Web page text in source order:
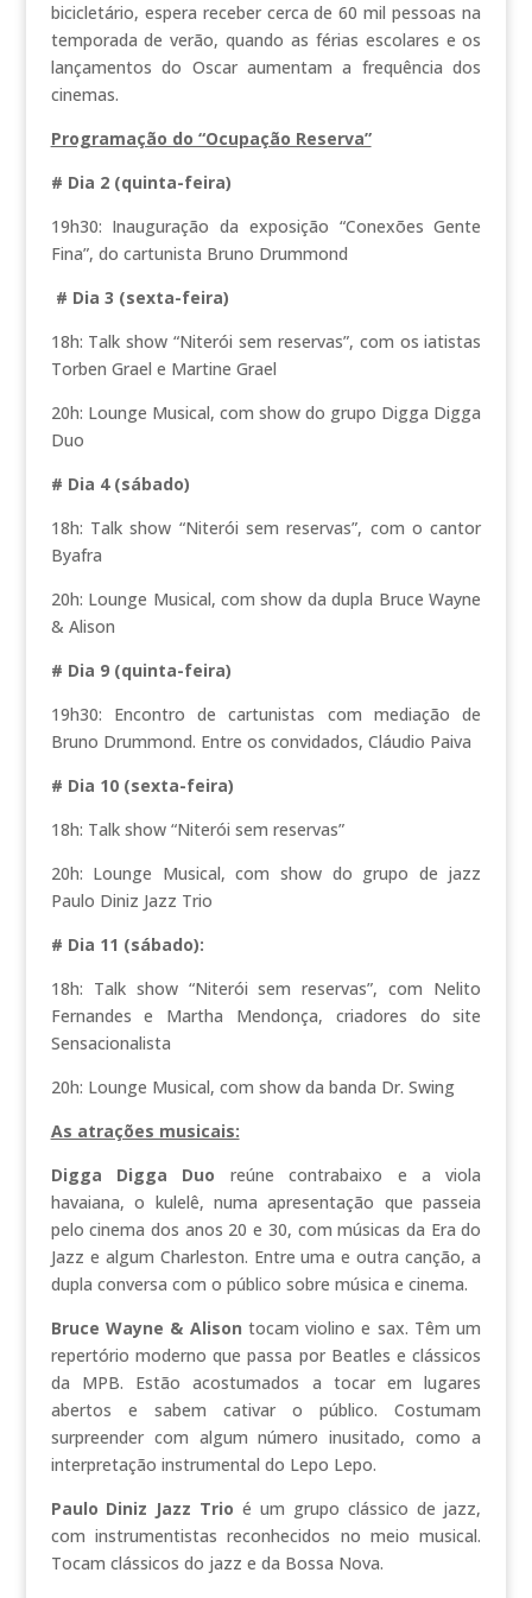
bicicletário, espera receber cerca de 60 mil pessoas na
temporada de verão, quando as férias escolares e os
lançamentos do Oscar aumentam a frequência dos
cinemas.
Programação do “Ocupação Reserva”
# Dia 2 (quinta-feira)
19h30: Inauguração da exposição “Conexões Gente
Fina”, do cartunista Bruno Drummond
# Dia 3 (sexta-feira)
18h: Talk show “Niterói sem reservas”, com os iatistas
Torben Grael e Martine Grael
20h: Lounge Musical, com show do grupo Digga Digga
Duo
# Dia 4 (sábado)
18h: Talk show “Niterói sem reservas”, com o cantor
Byafra
20h: Lounge Musical, com show da dupla Bruce Wayne
& Alison
# Dia 9 (quinta-feira)
19h30: Encontro de cartunistas com mediação de
Bruno Drummond. Entre os convidados, Cláudio Paiva
# Dia 10 (sexta-feira)
18h: Talk show “Niterói sem reservas”
20h: Lounge Musical, com show do grupo de jazz
Paulo Diniz Jazz Trio
# Dia 11 (sábado):
18h: Talk show “Niterói sem reservas”, com Nelito
Fernandes e Martha Mendonça, criadores do site
Sensacionalista
20h: Lounge Musical, com show da banda Dr. Swing
As atrações musicais:
Digga Digga Duo reúne contrabaixo e a viola
havaiana, o kulelê, numa apresentação que passeia
pelo cinema dos anos 20 e 30, com músicas da Era do
Jazz e algum Charleston. Entre uma e outra canção, a
dupla conversa com o público sobre música e cinema.
Bruce Wayne & Alison tocam violino e sax. Têm um
repertório moderno que passa por Beatles e clássicos
da MPB. Estão acostumados a tocar em lugares
abertos e sabem cativar o público. Costumam
surpreender com algum número inusitado, como a
interpretação instrumental do Lepo Lepo.
Paulo Diniz Jazz Trio é um grupo clássico de jazz,
com instrumentistas reconhecidos no meio musical.
Tocam clássicos do jazz e da Bossa Nova.